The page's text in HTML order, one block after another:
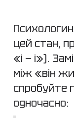
цей стан,
«і — і»).
між «він
спробуйте
одночасно: